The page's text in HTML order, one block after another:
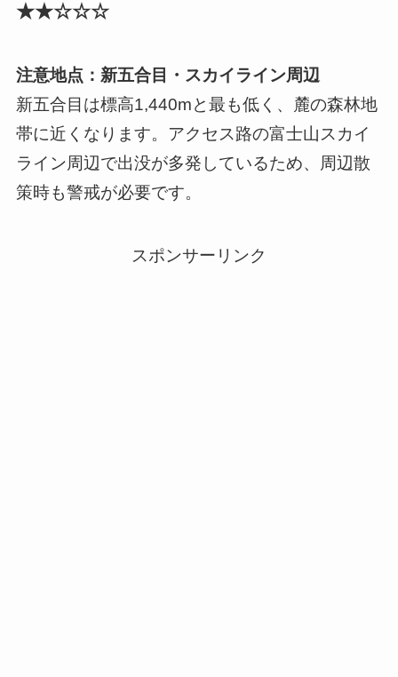
★★☆☆☆
注意地点：新五合目・スカイライン周辺
新五合目は標高1,440mと最も低く、麓の森林地
帯に近くなります。アクセス路の富士山スカイ
ライン周辺で出没が多発しているため、周辺散
策時も警戒が必要です。
スポンサーリンク